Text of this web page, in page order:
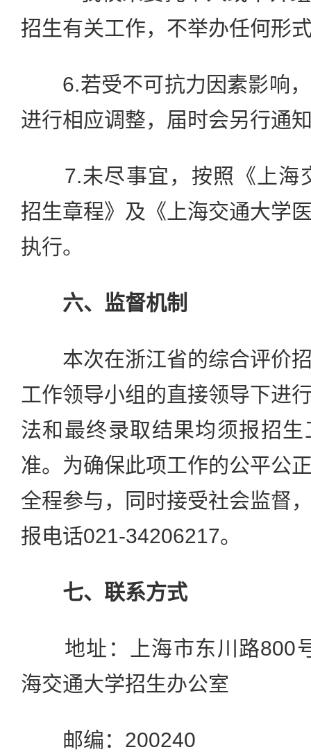
招生有关工作，不举办任何形
6.若受不可抗力因素影响，
进行相应调整，届时会另行通
7.未尽事宜，按照《上海
招生章程》及《上海交通大学
执行。
六、监督机制
本次在浙江省的综合评价招
工作领导小组的直接领导下进
法和最终录取结果均须报招
准。为确保此项工作的公平公
全程参与，同时接受社会监督
报电话021-34206217。
七、联系方式
地址：上海市东川路800
海交通大学招生办公室
邮编：200240